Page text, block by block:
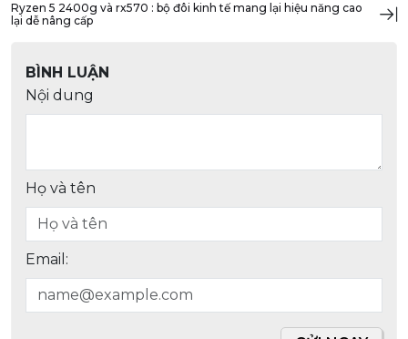
ryzen 5 2400g và rx570 : bộ đôi kinh tế mang lại hiệu năng cao
lại dễ nâng cấp
BÌNH LUẬN
Nội dung
Họ và tên
Email: